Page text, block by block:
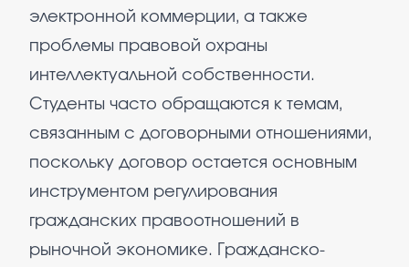
электронной коммерции, а также
проблемы правовой охраны
интеллектуальной собственности.
Студенты часто обращаются к темам,
связанным с договорными отношениями,
поскольку договор остается основным
инструментом регулирования
гражданских правоотношений в
рыночной экономике. Гражданско-